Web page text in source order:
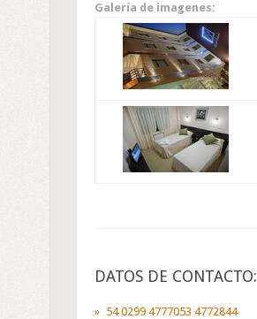
Galería de imagenes:
DATOS DE CONTACTO:
54 0299 4777053 4772844